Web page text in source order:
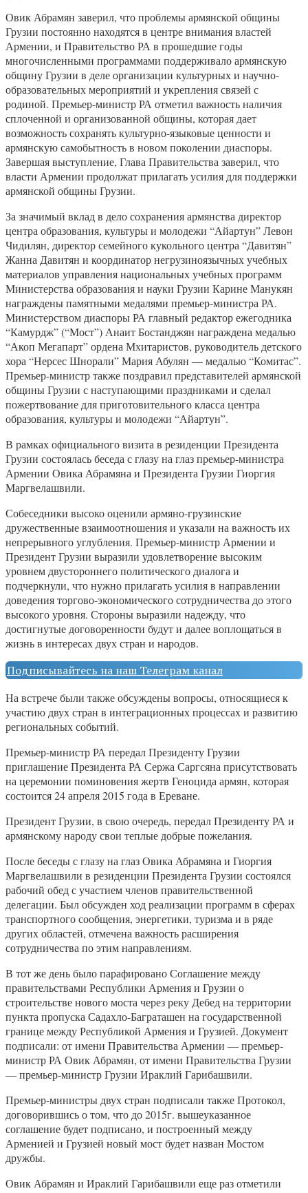
Овик Абрамян заверил, что проблемы армянской общины
Грузии постоянно находятся в центре внимания властей
Армении, и Правительство РА в прошедшие годы
многочисленными программами поддерживало армянскую
общину Грузии в деле организации культурных и научно-
образовательных мероприятий и укрепления связей с
родиной. Премьер-министр РА отметил важность наличия
сплоченной и организованной общины, которая дает
возможность сохранять культурно-языковые ценности и
армянскую самобытность в новом поколении диаспоры.
Завершая выступление, Глава Правительства заверил, что
власти Армении продолжат прилагать усилия для поддержки
армянской общины Грузии.
За значимый вклад в дело сохранения армянства директор
центра образования, культуры и молодежи “Айартун” Левон
Чидилян, директор семейного кукольного центра “Давитян”
Жанна Давитян и координатор негрузиноязычных учебных
материалов управления национальных учебных программ
Министерства образования и науки Грузии Карине Манукян
награждены памятными медалями премьер-министра РА.
Министерством диаспоры РА главный редактор ежегодника
“Камурдж” (“Мост”) Анаит Бостанджян награждена медалью
“Акоп Мегапарт” ордена Мхитаристов, руководитель детского
хора “Нерсес Шнорали” Мария Абулян — медалью “Комитас”.
Премьер-министр также поздравил представителей армянской
общины Грузии с наступающими праздниками и сделал
пожертвование для приготовительного класса центра
образования, культуры и молодежи “Айартун”.
В рамках официального визита в резиденции Президента
Грузии состоялась беседа с глазу на глаз премьер-министра
Армении Овика Абрамяна и Президента Грузии Гиоргия
Маргвелашвили.
Собеседники высоко оценили армяно-грузинские
дружественные взаимоотношения и указали на важность их
непрерывного углубления. Премьер-министр Армении и
Президент Грузии выразили удовлетворение высоким
уровнем двустороннего политического диалога и
подчеркнули, что нужно прилагать усилия в направлении
доведения торгово-экономического сотрудничества до этого
высокого уровня. Стороны выразили надежду, что
достигнутые договоренности будут и далее воплощаться в
жизнь в интересах двух стран и народов.
Подписывайтесь на наш Телеграм канал
На встрече были также обсуждены вопросы, относящиеся к
участию двух стран в интеграционных процессах и развитию
региональных событий.
Премьер-министр РА передал Президенту Грузии
приглашение Президента РА Сержа Саргсяна присутствовать
на церемонии поминовения жертв Геноцида армян, которая
состоится 24 апреля 2015 года в Ереване.
Президент Грузии, в свою очередь, передал Президенту РА и
армянскому народу свои теплые добрые пожелания.
После беседы с глазу на глаз Овика Абрамяна и Гиоргия
Маргвелашвили в резиденции Президента Грузии состоялся
рабочий обед с участием членов правительственной
делегации. Был обсужден ход реализации программ в сферах
транспортного сообщения, энергетики, туризма и в ряде
других областей, отмечена важность расширения
сотрудничества по этим направлениям.
В тот же день было парафировано Соглашение между
правительствами Республики Армения и Грузии о
строительстве нового моста через реку Дебед на территории
пункта пропуска Садахло-Баграташен на государственной
границе между Республикой Армения и Грузией. Документ
подписали: от имени Правительства Армении — премьер-
министр РА Овик Абрамян, от имени Правительства Грузии
— премьер-министр Грузии Ираклий Гарибашвили.
Премьер-министры двух стран подписали также Протокол,
договорившись о том, что до 2015г. вышеуказанное
соглашение будет подписано, и построенный между
Арменией и Грузией новый мост будет назван Мостом
дружбы.
Овик Абрамян и Ираклий Гарибашвили еще раз отметили